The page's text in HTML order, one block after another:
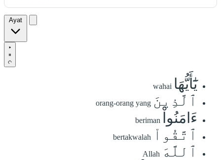
Ayat
يَٰٓأَيُّهَا wahai
ٱلَّذِينَ orang-orang yang
ءَامَنُواْ beriman
ٱتَّقُواْ bertakwalah
ٱللَّهَ Allah